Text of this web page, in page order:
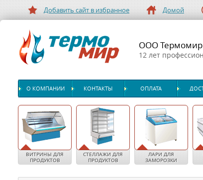
Добавить сайт в избранное Домой
ООО Термомир
12 лет
О КОМПАНИИ КОНТАКТЫ ОПЛАТА
ВИТРИНЫ ДЛЯ
ПРОДУКТОВ
СТЕЛЛАЖИ ДЛЯ
ПРОДУКТОВ
ЛАРИ ДЛЯ
ЗАМОРОЗКИ